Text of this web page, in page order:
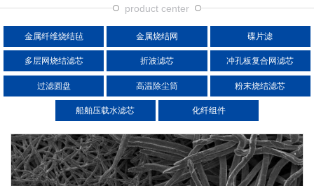
product center
金属纤维烧结毡 金属烧结网 碟片滤
多层网烧结滤芯 折波滤芯 冲孔板复合网滤芯
过滤圆盘 高温除尘筒 粉末烧结滤芯
船舶压载水滤芯 化纤组件